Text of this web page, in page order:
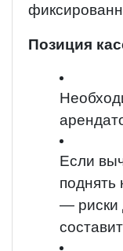
Позиция
Если
— риски